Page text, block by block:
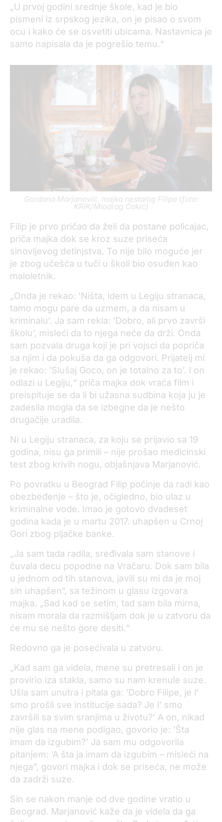
„U prvoj godini srednje škole, kad je bio
pismeni iz srpskog jezika, on je pisao o svom
ocu i kako će se osvetiti ubicama. Nastavnica je
samo napisala da je pogrešio temu.“
Gordana Marjanović, majka nestalog Filipa (foto:
KRIK/Miodrag Ćakić)
Filip je prvo pričao da želi da postane policajac,
priča majka dok se kroz suze priseća
sinovljevog detinjstva. To nije bilo moguće jer
je zbog učešća u tuči u školi bio osuđen kao
maloletnik.
„Onda je rekao: ’Ništa, idem u Legiju stranaca,
tamo mogu pare da uzmem, a da nisam u
kriminalu’. Ja sam rekla: ’Dobro, ali prvo završi
školu’, misleći da to njega neće da drži. Onda
sam pozvala druga koji je pri vojsci da popriča
sa njim i da pokuša da ga odgovori. Prijatelj mi
je rekao: ’Slušaj Goco, on je totalno za to’. I on
odlazi u Legiju,“ priča majka dok vraća film i
preispituje se da li bi užasna sudbina koja ju je
zadesila mogla da se izbegne da je nešto
drugačije uradila.
Ni u Legiju stranaca, za koju se prijavio sa 19
godina, nisu ga primili – nije prošao medicinski
test zbog krivih nogu, objašnjava Marjanović.
Po povratku u Beograd Filip počinje da radi kao
obezbeđenje – što je, očigledno, bio ulaz u
kriminalne vode. Imao je gotovo dvadeset
godina kada je u martu 2017. uhapšen u Crnoj
Gori zbog pljačke banke.
„Ja sam tada radila, sređivala sam stanove i
čuvala decu popodne na Vračaru. Dok sam bila
u jednom od tih stanova, javili su mi da je moj
sin uhapšen“, sa težinom u glasu izgovara
majka. „Sad kad se setim, tad sam bila mirna,
nisam morala da razmišljam dok je u zatvoru da
će mu se nešto gore desiti.“
Redovno ga je posećivala u zatvoru.
„Kad sam ga videla, mene su pretresali i on je
provirio iza stakla, samo su nam krenule suze.
Ušla sam unutra i pitala ga: ’Dobro Filipe, je l’
smo prošli sve institucije sada? Je l’ smo
završili sa svim sranjima u životu?’ A on, nikad
nije glas na mene podigao, govorio je: ’Šta
imam da izgubim?’ Ja sam mu odgovorila
pitanjem: ‘A šta ja imam da izgubim – misleći na
njega”, govori majka i dok se priseća, ne može
da zadrži suze.
Sin se nakon manje od dve godine vratio u
Beograd. Marjanović kaže da je videla da ga